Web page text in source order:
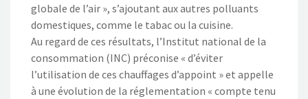
globale de l’air », s’ajoutant aux autres polluants
domestiques, comme le tabac ou la cuisine.
Au regard de ces résultats, l’Institut national de la
consommation (INC) préconise « d’éviter
l’utilisation de ces chauffages d’appoint » et appelle
à une évolution de la réglementation « compte tenu